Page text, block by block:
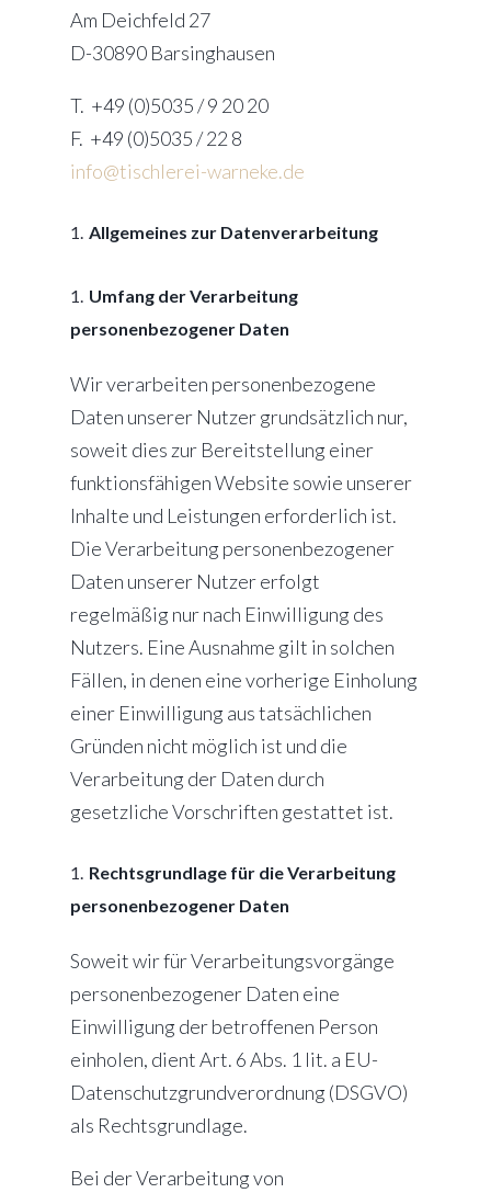
Am Deichfeld 27
D-30890 Barsinghausen
T. +49 (0)5035 / 9 20 20
F. +49 (0)5035 / 22 8
info@tischlerei-warneke.de
Allgemeines zur Datenverarbeitung
Umfang der Verarbeitung
personenbezogener Daten
Wir verarbeiten personenbezogene
Daten unserer Nutzer grundsätzlich nur,
soweit dies zur Bereitstellung einer
funktionsfähigen Website sowie unserer
Inhalte und Leistungen erforderlich ist.
Die Verarbeitung personenbezogener
Daten unserer Nutzer erfolgt
regelmäßig nur nach Einwilligung des
Nutzers. Eine Ausnahme gilt in solchen
Fällen, in denen eine vorherige Einholung
einer Einwilligung aus tatsächlichen
Gründen nicht möglich ist und die
Verarbeitung der Daten durch
gesetzliche Vorschriften gestattet ist.
Rechtsgrundlage für die Verarbeitung
personenbezogener Daten
Soweit wir für Verarbeitungsvorgänge
personenbezogener Daten eine
Einwilligung der betroffenen Person
einholen, dient Art. 6 Abs. 1 lit. a EU-
Datenschutzgrundverordnung (DSGVO)
als Rechtsgrundlage.
Bei der Verarbeitung von